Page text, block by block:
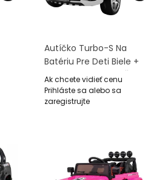
Autíčko Turbo-S Na
Batériu Pre Deti Biele +
Ovládač + Pomalý Štart
+ Kolesá EVA + Rádio
MP3
Ak chcete vidieť cenu
Prihláste sa alebo sa
zaregistrujte